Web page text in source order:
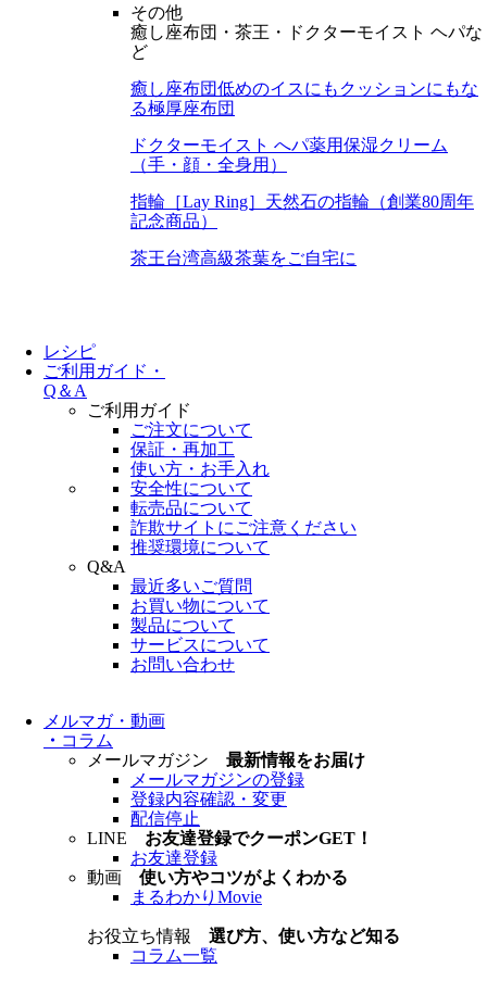
その他
癒し座布団・茶王・ドクターモイスト ヘパな
ど
癒し座布団低めのイスにもクッションにもな
る極厚座布団
ドクターモイスト へパ薬用保湿クリーム
（手・顔・全身用）
指輪［Lay Ring］ 天然石の指輪（創業80周年
記念商品）
茶王台湾高級茶葉をご自宅に
レシピ
ご利用ガイド・
Q＆A
ご利用ガイド
ご注文について
保証・再加工
使い方・お手入れ
安全性について
転売品について
詐欺サイトにご注意ください
推奨環境について
Q&A
最近多いご質問
お買い物について
製品について
サービスについて
お問い合わせ
メルマガ・動画
・ コラム
メールマガジン 最新情報をお届け
メールマガジンの登録
登録内容確認・変更
配信停止
LINE お友達登録でクーポンGET！
お友達登録
動画 使い方やコツがよくわかる
まるわかりMovie
お役立ち情報 選び方、使い方など知る
コラム一覧